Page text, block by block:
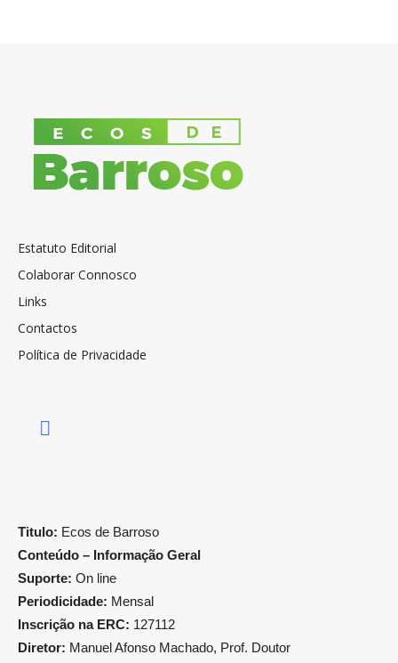
Estatuto Editorial
Colaborar Connosco
Links
Contactos
Política de Privacidade
Titulo: Ecos de Barroso
Conteúdo – Informação Geral
Suporte: On line
Periodicidade: Mensal
Inscrição na ERC: 127112
Diretor: Manuel Afonso Machado, Prof. Doutor